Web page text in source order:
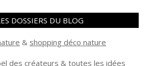
DOSSIERS DU BLOG
& shopping déco nature
des créateurs & toutes les idées